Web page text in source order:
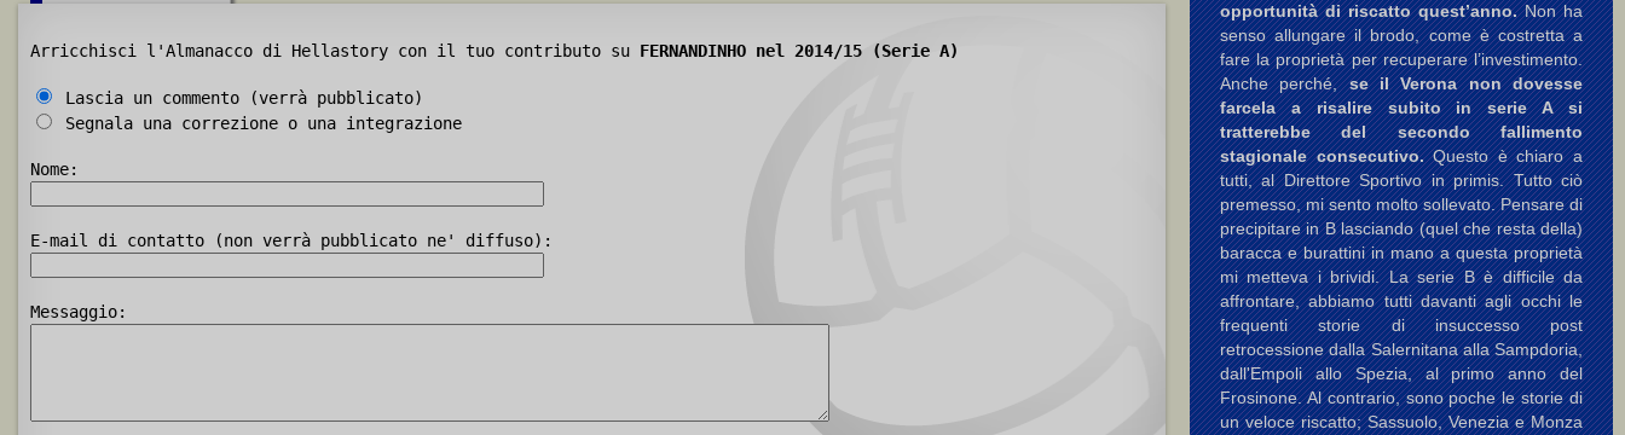
Arricchisci l'Almanacco di Hellastory con il tuo contributo su FERNANDINHO nel 2014/15 (Serie A)
Lascia un commento (verrà pubblicato)
Segnala una correzione o una integrazione
Nome:
E-mail di contatto (non verrà pubblicato ne' diffuso):
Messaggio:
opportunità di riscatto quest’anno.Non ha
senso allungare il brodo, come è costretta a
fare la proprietà per recuperare l’investimento.
Anche perché,se il Verona non dovesse
farcela a risalire subito in serie A si
tratterebbe del secondo fallimento
stagionale consecutivo.Questo è chiaro a
tutti, al Direttore Sportivo in primis. Tutto ciò
premesso, mi sento molto sollevato. Pensare di
precipitare in B lasciando (quel che resta della)
baracca e burattini in mano a questa proprietà
mi metteva i brividi. La serie B è difficile da
affrontare, abbiamo tutti davanti agli occhi le
frequenti storie di insuccesso post
retrocessione dalla Salernitana alla Sampdoria,
dall'Empoli allo Spezia, al primo anno del
Frosinone. Al contrario, sono poche le storie di
un veloce riscatto; Sassuolo, Venezia e Monza